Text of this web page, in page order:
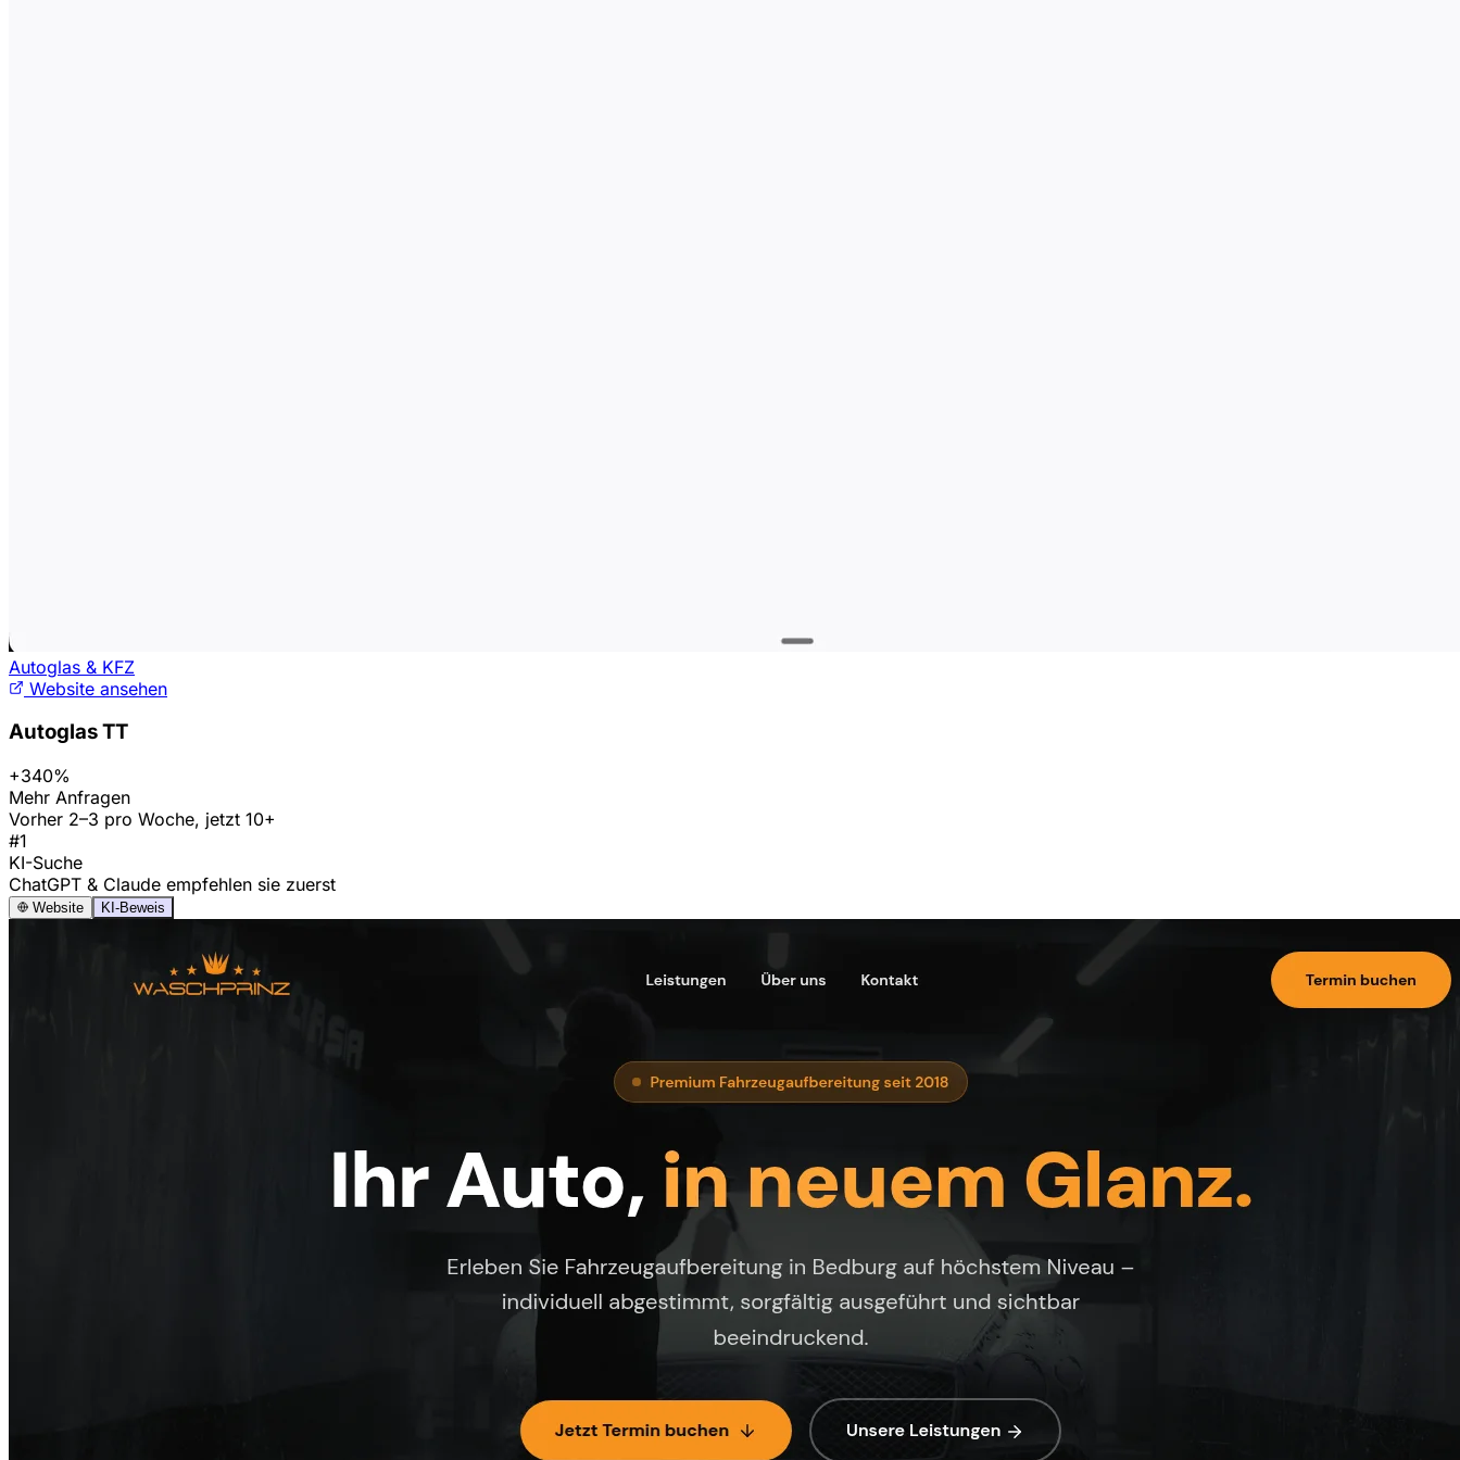
Autoglas & KFZ
Website ansehen
Autoglas TT
+340%
Mehr Anfragen
Vorher 2–3 pro Woche, jetzt 10+
#1
KI-Suche
ChatGPT & Claude empfehlen sie zuerst
Website KI-Beweis